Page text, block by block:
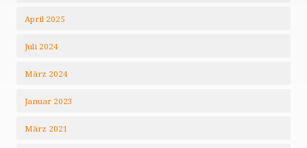
April 2025
Juli 2024
März 2024
Januar 2023
März 2021